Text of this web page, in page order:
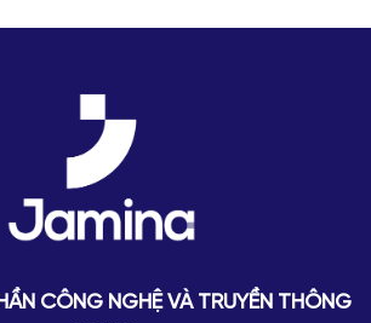
CÔNG NGHỆ VÀ TRUYỀN THÔNG